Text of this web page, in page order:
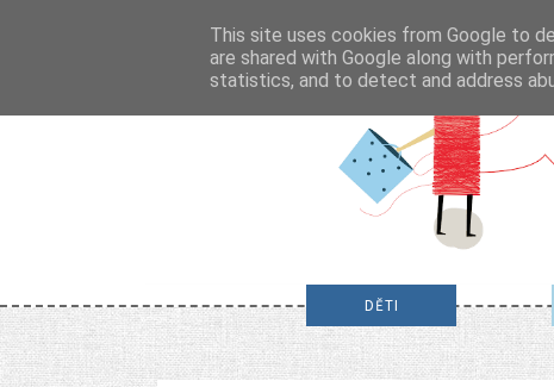
DĚTI
This site uses cookies from Google to
are shared with Google along with
statistics, and to detect and address